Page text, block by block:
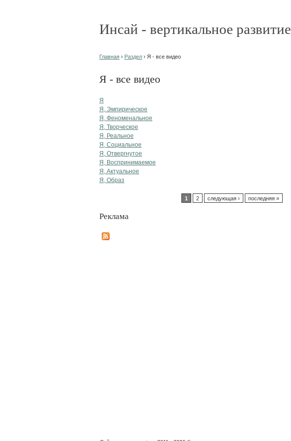
Инсай - вертикальное развитие
Главная › Раздел › Я - все видео
Я - все видео
Я
Я, Эмпирическое
Я, Феноменальное
Я, Творческое
Я, Реальное
Я, Социальное
Я, Отвергнутое
Я, Воспринимаемое
Я, Актуальное
Я, Образ
1 2 следующая › последняя »
Реклама